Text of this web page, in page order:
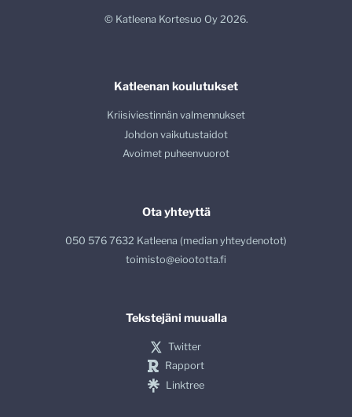
© Katleena Kortesuo Oy 2026.
Katleenan koulutukset
Kriisiviestinnän valmennukset
Johdon vaikutustaidot
Avoimet puheenvuorot
Ota yhteyttä
050 576 7632 Katleena (median yhteydenotot)
toimisto@eioototta.fi
Tekstejäni muualla
Twitter
Rapport
Linktree